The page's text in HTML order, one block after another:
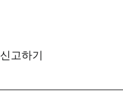
신고하기